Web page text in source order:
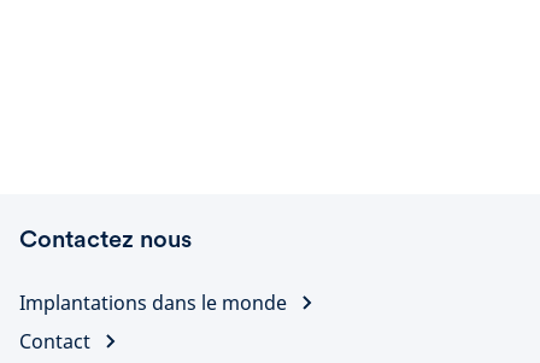
Contactez nous
Implantations dans le monde
Contact